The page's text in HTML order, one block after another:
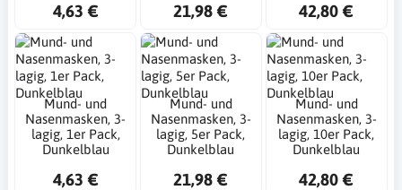
4,63 € 21,98 € 42,80 €
Mund- und
Nasenmasken, 3-
lagig, 1er Pack,
Dunkelblau
4,63 €
Mund- und
Nasenmasken, 3-
lagig, 5er Pack,
Dunkelblau
21,98 €
Mund- und
Nasenmasken, 3-
lagig, 10er Pack,
Dunkelblau
42,80 €